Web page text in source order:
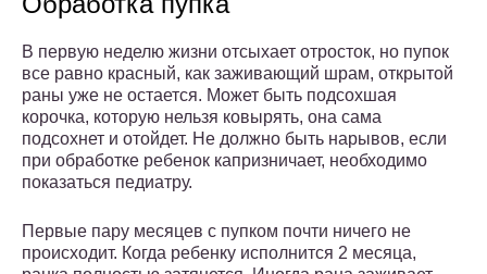
В первую неделю жизни отсыхает отросток, но пупок
все равно красный, как заживающий шрам, открытой
раны уже не остается. Может быть подсохшая
корочка, которую нельзя ковырять, она сама
подсохнет и отойдет. Не должно быть нарывов, если
при обработке ребенок капризничает, необходимо
показаться педиатру.
Первые пару месяцев с пупком почти ничего не
происходит. Когда ребенку исполнится 2 месяца,